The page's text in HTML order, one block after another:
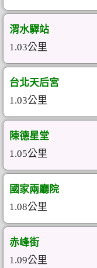
渭水驛站
1.03公里
台北天后宮
1.03公里
陳德星堂
1.05公里
國家兩廳院
1.08公里
赤峰街
1.09公里